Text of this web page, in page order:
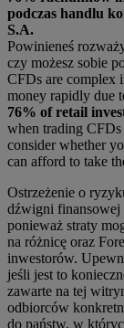
podczas handlu
S.A.
Powinieneś
czy możesz sobie
CFDs are complex
money rapidly due
76% of retail
when trading
consider whether
can afford to take
Ostrzeżenie o
dźwigni finansowej
ponieważ straty
na różnicę oraz
inwestorów.
jeśli jest to
zawarte na tej
odbiorców
do państw, w